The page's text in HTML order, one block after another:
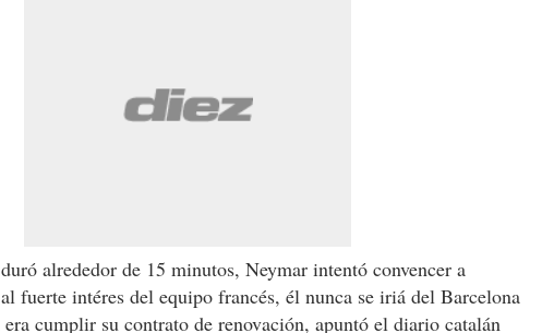
alrededor de 15 minutos, Neymar intentó convencer a
fuerte intéres del equipo francés, él nunca se iriá del Barcelona
cumplir su contrato de renovación, apuntó el diario catalán